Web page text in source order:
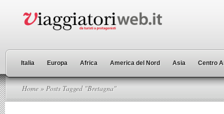
Italia Europa Africa America del Nord Asia Centro
Home » Posts Tagged "Bretagna"